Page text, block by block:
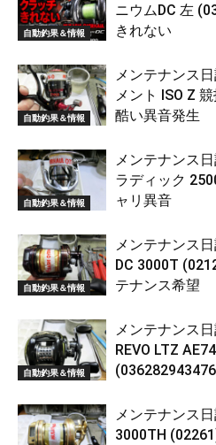
自動釣果＆情報
ニウムDC 左
きれない
自動釣果＆情報
メンテナンス
メント ISO Z
酷い異音発生
自動釣果＆情報
メンテナンス
ラディック
ャリ異音
自動釣果＆情報
メンテナンス
DC 3000T
テナンス希望
自動釣果＆情報
メンテナンス
REVO LTZ
メンテナンス
3000TH